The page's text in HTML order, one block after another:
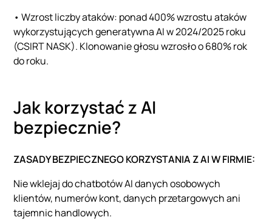
• Wzrost liczby ataków: ponad 400% wzrostu ataków
wykorzystujących generatywna AI w 2024/2025 roku
(CSIRT NASK). Klonowanie głosu wzrosło o 680% rok
do roku.
Jak korzystać z AI
bezpiecznie?
ZASADY BEZPIECZNEGO KORZYSTANIA Z AI W FIRMIE:
Nie wklejaj do chatbotów AI danych osobowych
klientów, numerów kont, danych przetargowych ani
tajemnic handlowych.